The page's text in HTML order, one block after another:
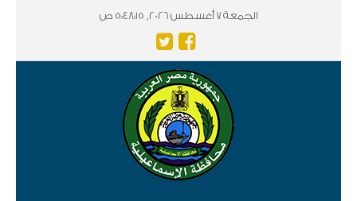
الجمعة 7 أغسطس 2026, 5:48:15 ص